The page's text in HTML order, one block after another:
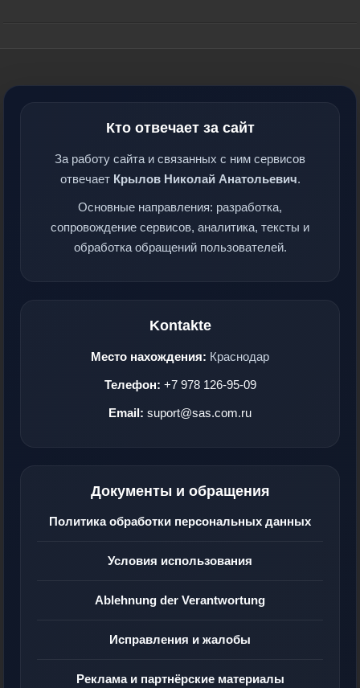
Кто отвечает за сайт
За работу сайта и связанных с ним сервисов
отвечает Крылов Николай Анатольевич.
Основные направления: разработка,
сопровождение сервисов, аналитика, тексты и
обработка обращений пользователей.
Kontakte
Место нахождения: Краснодар
Телефон: +7 978 126-95-09
Email: suport@sas.com.ru
Документы и обращения
Политика обработки персональных данных
Условия использования
Ablehnung der Verantwortung
Исправления и жалобы
Реклама и партнёрские материалы